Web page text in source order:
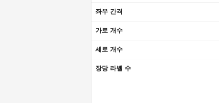
좌우 간격
가로 개수
세로 개수
장당 라벨 수